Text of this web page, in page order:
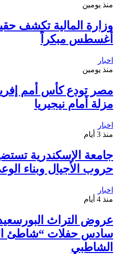
منذ يومين
وزارة المالية تكشف
أغسطس مبكراً
اخبار
منذ يومين
مصر تودع كأس أمم
مزلة أمام نيجيريا
اخبار
منذ 3 أيام
جامعة الإسكندرية
حروب الأجيال وبناء
اخبار
منذ 4 أيام
عروض التراث
سادس حفلات “شاطئ
الشاطبي